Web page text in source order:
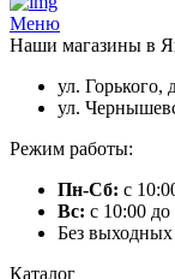
Меню
Наши магазины в
ул. Горького,
ул.
Режим работы:
Пн-Сб: с
Вс: с 10:00 до
Без выходных
Каталог